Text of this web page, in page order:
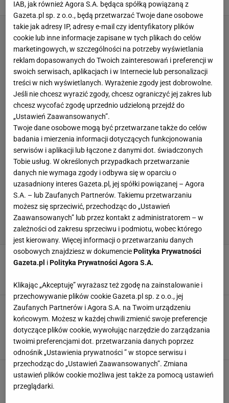
NOWOCZESNE WNĘTRZA SUFIT
Styl minimalistyczny w salonie - czasem mniej
znaczy więcej
Projektantka wnętrz zdradza patent na regał w
salonie. To rozwiązanie będzie hitem w 2025
roku
ARANŻACJE SALONU MEBLE DO SALONU REGAŁY
REGAŁY NA KSIĄŻKI
Jak urządzić salon w stylu art deco? Te
elementy łączą funkcjonalność z elegancją
IAB, jak również Agora S.A. będąca spółką powiązaną z
Gazeta.pl sp. z o.o., będą przetwarzać Twoje dane osobowe
takie jak adresy IP, adresy e-mail czy identyfikatory plików
cookie lub inne informacje zapisane w tych plikach do celów
marketingowych, w szczególności na potrzeby wyświetlania
reklam dopasowanych do Twoich zainteresowań i preferencji w
swoich serwisach, aplikacjach i w Internecie lub personalizacji
treści w nich wyświetlanych. Wyrażenie zgody jest dobrowolne.
Jeśli nie chcesz wyrazić zgody, chcesz ograniczyć jej zakres lub
chcesz wycofać zgodę uprzednio udzieloną przejdź do
„Ustawień Zaawansowanych”.
Twoje dane osobowe mogą być przetwarzane także do celów
badania i mierzenia informacji dotyczących funkcjonowania
serwisów i aplikacji lub łączone z danymi dot. świadczonych
Tobie usług. W określonych przypadkach przetwarzanie
danych nie wymaga zgody i odbywa się w oparciu o
uzasadniony interes Gazeta.pl, jej spółki powiązanej – Agora
S.A. – lub Zaufanych Partnerów. Takiemu przetwarzaniu
możesz się sprzeciwić, przechodząc do „Ustawień
Zaawansowanych” lub przez kontakt z administratorem – w
zależności od zakresu sprzeciwu i podmiotu, wobec którego
jest kierowany. Więcej informacji o przetwarzaniu danych
osobowych znajdziesz w dokumenciePolityka Prywatności
Gazeta.pl iPolityka Prywatności Agora S.A.
Klikając „Akceptuję” wyrażasz też zgodę na zainstalowanie i
przechowywanie plików cookie Gazeta.pl sp. z o.o., jej
Zaufanych Partnerów i Agora S.A. na Twoim urządzeniu
końcowym. Możesz w każdej chwili zmienić swoje preferencje
dotyczące plików cookie, wywołując narzędzie do zarządzania
twoimi preferencjami dot. przetwarzania danych poprzez
odnośnik „Ustawienia prywatności ” w stopce serwisu i
przechodząc do „Ustawień Zaawansowanych”. Zmiana
ustawień plików cookie możliwa jest także za pomocą ustawień
przeglądarki.